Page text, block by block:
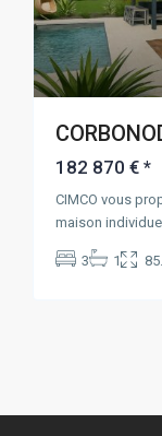
182 870 €*
CIMCO vous
maison
3 1